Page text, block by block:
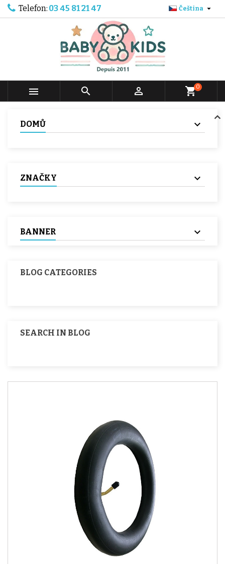
Telefon: 03 45 81 21 47 Čeština 
   shopping_cart0
DOMŮ
ZNAČKY
BANNER
BLOG CATEGORIES
SEARCH IN BLOG